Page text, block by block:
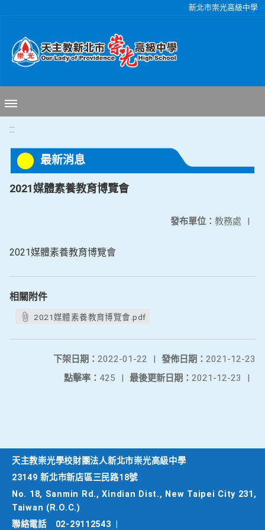
新北市崇光高級中學
:::
最新消息
2021媒體素養教育博覽會
發布單位： 教務處 |
2021媒體素養教育博覽會
相關附件
2021媒體素養教育博覽會.pdf
發佈日期： 2021-12-23
下架日期： 2022-01-22
|
最後更新日期： 2021-12-23 |
點擊率： 425 |
天主教崇光學校財團法人新北市崇光高級中學
23149 新北市新店區三民路18號
No. 18, Sanmin Rd., Xindian Dist., New Taipei City 231,
Taiwan (R.O.C.)
聯絡電話
02-29112543